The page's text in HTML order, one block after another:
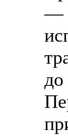
—